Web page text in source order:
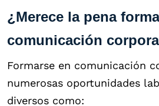
¿Merece la pena
comunicación
Formarse en comunicación
numerosas oportunidades
diversos como: